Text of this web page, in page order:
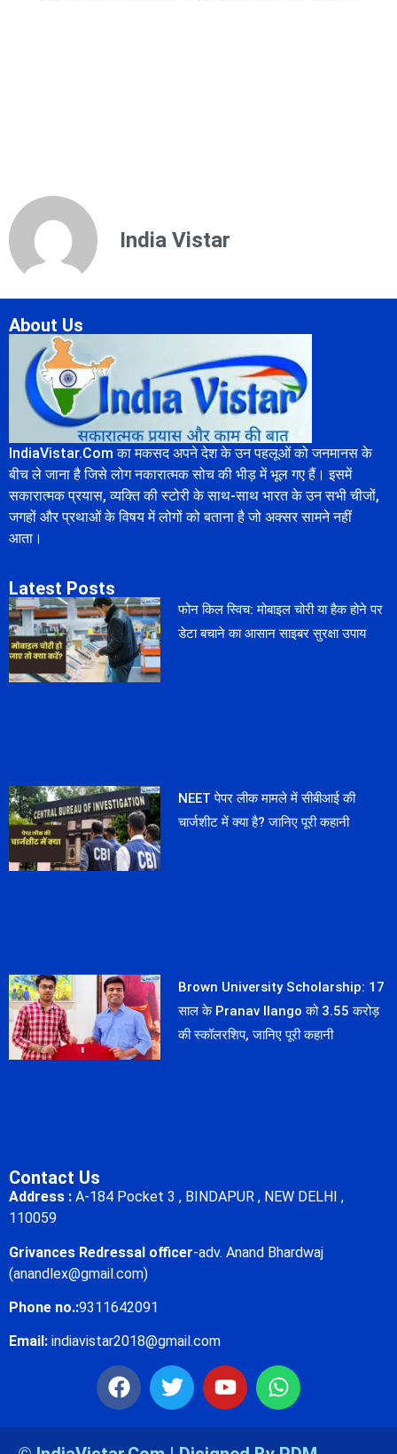
India Vistar
About Us
IndiaVistar.Com का मकसद अपने देश के उन पहलूओं को जनमानस के
बीच ले जाना है जिसे लोग नकारात्मक सोच की भीड़ में भूल गए हैं। इसमें
सकारात्मक प्रयास, व्यक्ति की स्टोरी के साथ-साथ भारत के उन सभी चीजों,
जगहों और प्रथाओं के विषय में लोगों को बताना है जो अक्सर सामने नहीं
आता।
Latest Posts
फोन किल स्विच: मोबाइल चोरी या हैक होने पर
डेटा बचाने का आसान साइबर सुरक्षा उपाय
NEET पेपर लीक मामले में सीबीआई की
चार्जशीट में क्या है? जानिए पूरी कहानी
Brown University Scholarship: 17
साल के Pranav Ilango को 3.55 करोड़
की स्कॉलरशिप, जानिए पूरी कहानी
Contact Us
Address : A-184 Pocket 3 , BINDAPUR , NEW DELHI ,
110059
Grivances Redressal officer-adv. Anand Bhardwaj
(anandlex@gmail.com)
Phone no.:9311642091
Email: indiavistar2018@gmail.com